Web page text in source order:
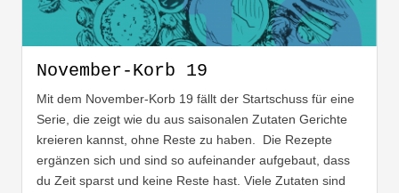
November-Korb 19
Mit dem November-Korb 19 fällt der Startschuss für eine
Serie, die zeigt wie du aus saisonalen Zutaten Gerichte
kreieren kannst, ohne Reste zu haben. Die Rezepte
ergänzen sich und sind so aufeinander aufgebaut, dass
du Zeit sparst und keine Reste hast. Viele Zutaten sind